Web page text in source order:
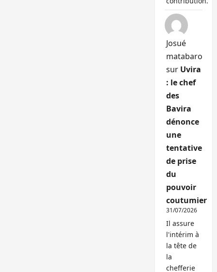
Josué
matabaro
sur Uvira
: le chef
des
Bavira
dénonce
une
tentative
de prise
du
pouvoir
coutumier
31/07/2026
Il assure
l'intérim à
la tête de
la
chefferie